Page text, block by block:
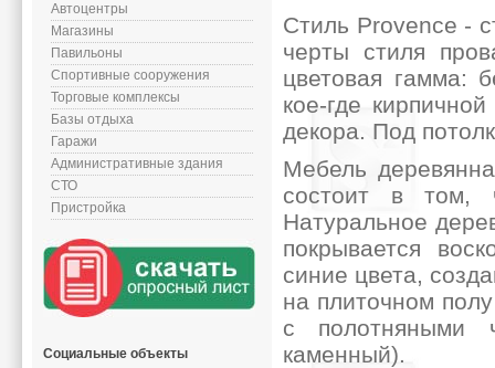
Автоцентры
Магазины
Павильоны
Спортивные сооружения
Торговые комплексы
Базы отдыха
Гаражи
Административные здания
СТО
Пристройка
Социальные объекты
Стиль Provence -
черты стиля
цветовая гамма:
кое-где
декора. Под
Мебель
состоит в том,
Натуральное
покрывается
синие цвета,
на плиточном
с полотняными
каменный).